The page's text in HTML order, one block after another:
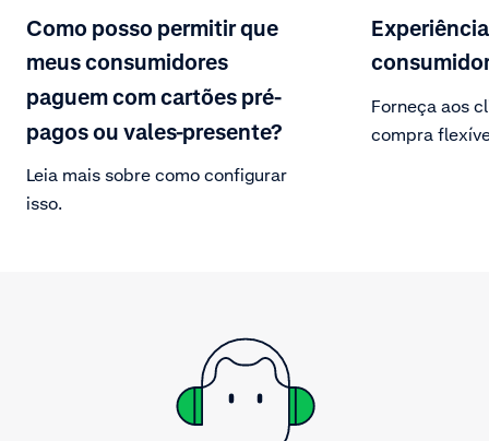
Como posso permitir que
meus consumidores
paguem com cartões pré-
pagos ou vales-presente?
Leia mais sobre como configurar
isso.
Forneça aos
compra